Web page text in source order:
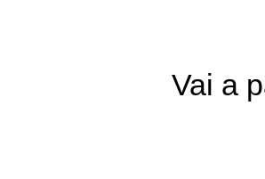
Vai a